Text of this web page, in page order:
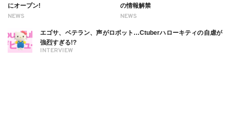
NEWS
にオープン!
NEWS
の情報解禁
INTERVIEW
エゴサ、ベテラン、声がロボット…Ctuberハローキティの自虐が
強烈すぎる!?